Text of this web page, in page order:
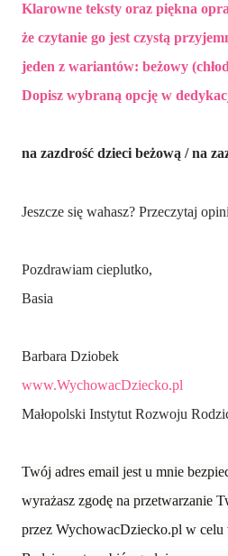
Klarowne teksty oraz piękna
że czytanie go jest czystą
jeden z wariantów: beżowy
Dopisz wybraną opcję w
na zazdrość dzieci beżową /na
Jeszcze się wahasz? Przeczytaj
Pozdrawiam cieplutko,
Basia
Barbara Dziobek
www.WychowacDziecko.pl
Małopolski Instytut Rozwoju
Twój adres email jest u mnie
wyrażasz zgodę na przetwarzanie
przez WychowacDziecko.pl w celu